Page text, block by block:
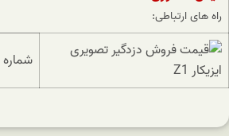
راه های ارتباطی:
شماره